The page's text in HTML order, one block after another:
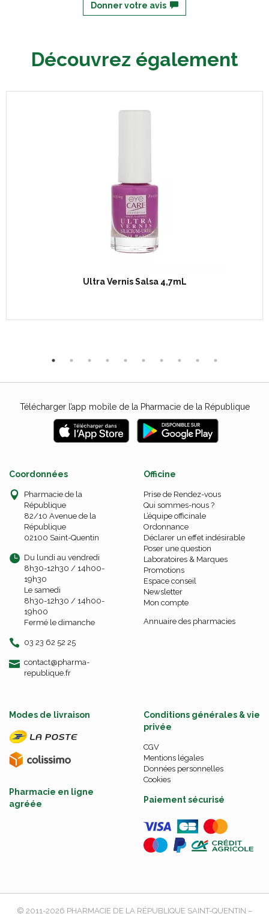
Donner votre avis
Découvrez également
Ultra Vernis Salsa 4,7mL
Télécharger l’app mobile de la Pharmacie de la République
Coordonnées
Pharmacie de la
République
82/10 Avenue de la
République
02100 Saint-Quentin
Du lundi au vendredi
8h30-12h30 / 14h00-
19h30
Le samedi
8h30-12h30 / 14h00-
19h00
Fermé le dimanche
03 23 62 52 25
contact-
@-
pharma-
republique.fr
Officine
Prise de Rendez-vous
Qui sommes-nous ?
L’équipe officinale
Ordonnance
Déclarer un effet indésirable
Poser une question
Laboratoires & Marques
Promotions
Espace conseil
Newsletter
Mon compte
Annuaire des pharmacies
Modes de livraison
Pharmacie en ligne
agréée
Conditions générales & vie
privée
CGV
Mentions légales
Données personnelles
Cookies
Paiement sécurisé
© 2011-2026 PHARMACIE DE LA RÉPUBLIQUE SAINT-QUENTIN –